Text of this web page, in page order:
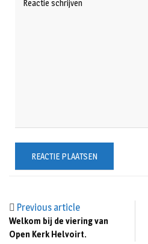
Previous article
Welkom bij de viering van
Open Kerk Helvoirt.